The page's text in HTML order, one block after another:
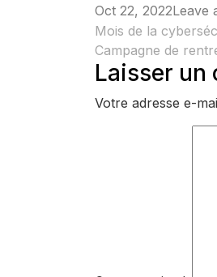
Oct 22, 2022Leave
de
l’article
Mois de la
Campagne de
Laisser un
Votre adresse e-